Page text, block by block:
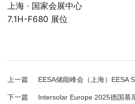
上海 · 国家会展中心
7.1H-F680 展位
上一篇 EESA储能峰会（上海）EESA
下一篇 Intersolar Europe 2025德国慕